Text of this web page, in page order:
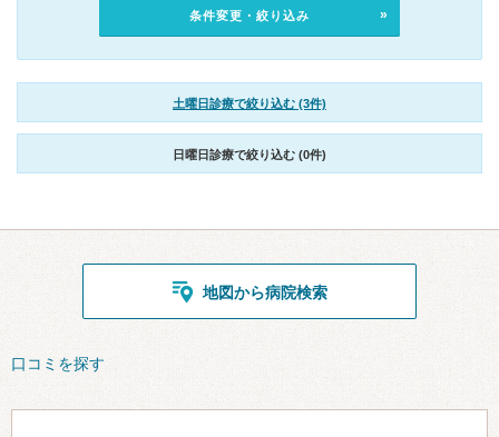
条件変更・絞り込み
土曜日診療で絞り込む (3件)
日曜日診療で絞り込む (0件)
地図から病院検索
口コミを探す